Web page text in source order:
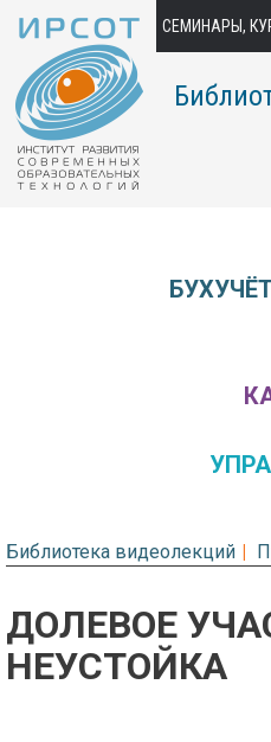
СЕМИНАРЫ,
Библиотека видеолекций
ДОЛЕВОЕ
НЕУСТОЙКА